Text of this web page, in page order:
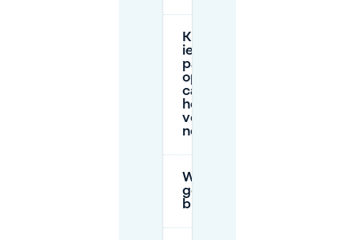
Kan
iedereen
parkeren
op de UT-
campus, of
heb ik een
vergunning
nodig?
Waar zijn de
bij UT en wat heb ik nodig?